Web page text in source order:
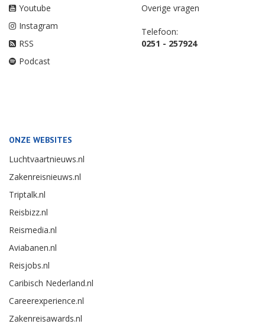
Youtube
Instagram
RSS
Podcast
Overige vragen
Telefoon:
0251 - 257924
ONZE WEBSITES
Luchtvaartnieuws.nl
Zakenreisnieuws.nl
Triptalk.nl
Reisbizz.nl
Reismedia.nl
Aviabanen.nl
Reisjobs.nl
Caribisch Nederland.nl
Careerexperience.nl
Zakenreisawards.nl